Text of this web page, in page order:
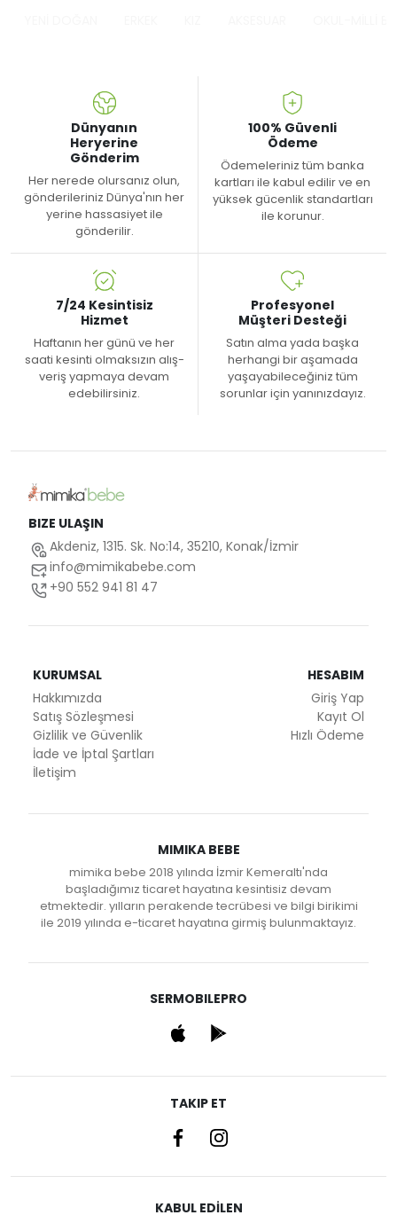
Dünyanın
Heryerine
Gönderim
Her nerede olursanız olun,
gönderileriniz Dünya'nın her
yerine hassasiyet ile
gönderilir.
100% Güvenli
Ödeme
Ödemeleriniz tüm banka
kartları ile kabul edilir ve en
yüksek gücenlik standartları
ile korunur.
7/24 Kesintisiz
Hizmet
Haftanın her günü ve her
saati kesinti olmaksızın alış-
veriş yapmaya devam
edebilirsiniz.
Profesyonel
Müşteri Desteği
Satın alma yada başka
herhangi bir aşamada
yaşayabileceğiniz tüm
sorunlar için yanınızdayız.
BIZE ULAŞIN
Akdeniz, 1315. Sk. No:14, 35210, Konak/İzmir
info@mimikabebe.com
+90 552 941 81 47
KURUMSAL
Hakkımızda
Satış Sözleşmesi
Gizlilik ve Güvenlik
İade ve İptal Şartları
İletişim
HESABIM
Giriş Yap
Kayıt Ol
Hızlı Ödeme
MIMIKA BEBE
mimika bebe 2018 yılında İzmir Kemeraltı'nda
başladığımız ticaret hayatına kesintisiz devam
etmektedir. yılların perakende tecrübesi ve bilgi birikimi
ile 2019 yılında e-ticaret hayatına girmiş bulunmaktayız.
SERMOBILEPRO
TAKIP ET
KABUL EDİLEN